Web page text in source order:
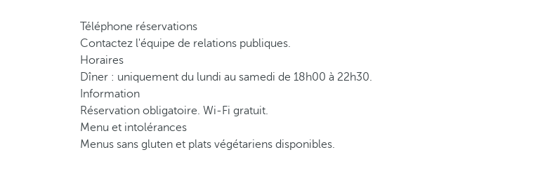
Téléphone réservations
Contactez l'équipe de relations publiques.
Horaires
Dîner : uniquement du lundi au samedi de 18h00 à 22h30.
Information
Réservation obligatoire. Wi-Fi gratuit.
Menu et intolérances
Menus sans gluten et plats végétariens disponibles.